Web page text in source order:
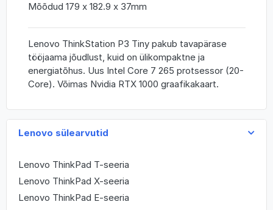
Lenovo sülearvutid
Lenovo ThinkPad T-seeria
Lenovo ThinkPad X-seeria
Lenovo ThinkPad E-seeria
Mõõdud 179 x 182.9 x 37mm
Lenovo ThinkStation P3 Tiny pakub tavapärase
tööjaama jõudlust, kuid on ülikompaktne ja
energiatõhus. Uus Intel Core 7 265 protsessor (20-
Core). Võimas Nvidia RTX 1000 graafikakaart.